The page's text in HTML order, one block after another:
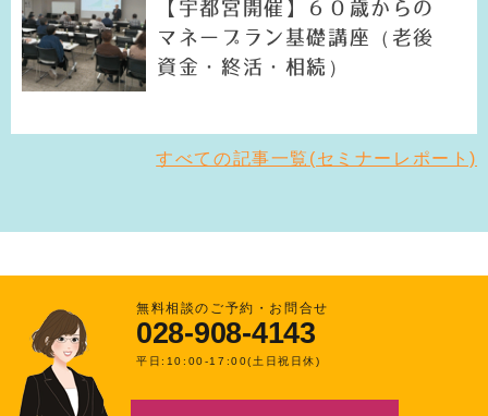
【宇都宮開催】６０歳からの
マネープラン基礎講座（老後
資金・終活・相続）
すべての記事一覧(セミナーレポート)
無料相談のご予約・お問合せ
028-908-4143
平日:10:00-17:00(土日祝日休)